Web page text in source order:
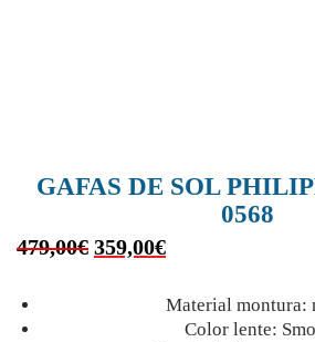
GAFAS DE SOL
0568
479,00€ 359,00€
Material montura:
Color lente: